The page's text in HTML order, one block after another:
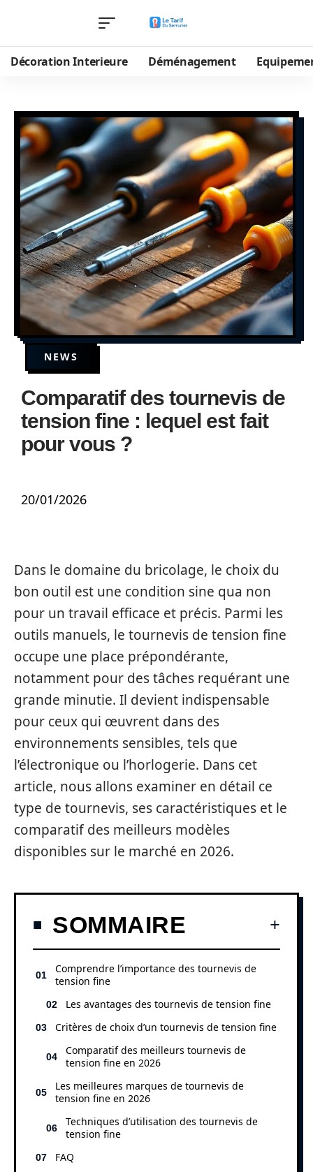
Décoration Interieure Déménagement
NEWS
Comparatif des tournevis de
tension fine : lequel est fait
pour vous ?
20/01/2026
Dans le domaine du bricolage, le choix du
bon outil est une condition sine qua non
pour un travail efficace et précis. Parmi les
outils manuels, le tournevis de tension fine
occupe une place prépondérante,
notamment pour des tâches requérant une
grande minutie. Il devient indispensable
pour ceux qui œuvrent dans des
environnements sensibles, tels que
l’électronique ou l’horlogerie. Dans cet
article, nous allons examiner en détail ce
type de tournevis, ses caractéristiques et le
comparatif des meilleurs modèles
disponibles sur le marché en 2026.
SOMMAIRE
Comprendre l’importance des tournevis de
tension fine
Les avantages des tournevis de tension fine
Critères de choix d’un tournevis de tension fine
Comparatif des meilleurs tournevis de
tension fine en 2026
Les meilleures marques de tournevis de
tension fine en 2026
Techniques d’utilisation des tournevis de
tension fine
FAQ